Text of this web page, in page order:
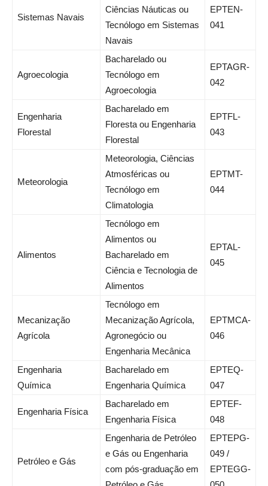
Sistemas Navais
Ciências Náuticas ou
Tecnólogo em Sistemas
Navais
EPTEN-
041
Agroecologia
Bacharelado ou
Tecnólogo em
Agroecologia
EPTAGR-
042
Engenharia
Florestal
Bacharelado em
Floresta ou Engenharia
Florestal
EPTFL-
043
Meteorologia
Meteorologia, Ciências
Atmosféricas ou
Tecnólogo em
Climatologia
EPTMT-
044
Alimentos
Tecnólogo em
Alimentos ou
Bacharelado em
Ciência e Tecnologia de
Alimentos
EPTAL-
045
Mecanização
Agrícola
Tecnólogo em
Mecanização Agrícola,
Agronegócio ou
Engenharia Mecânica
EPTMCA-
046
Engenharia
Química
Bacharelado em
Engenharia Química
EPTEQ-
047
Engenharia Física
Bacharelado em
Engenharia Física
EPTEF-
048
Petróleo e Gás
Engenharia de Petróleo
e Gás ou Engenharia
com pós-graduação em
EPTEPG-
049 /
EPTEGG-